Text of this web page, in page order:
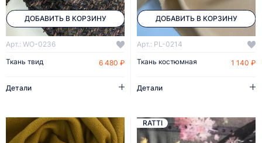
ДОБАВИТЬ В КОРЗИНУ
Арт.: WO-0236
Ткань твид
6 480 ₽
Детали
ДОБАВИТЬ В КОРЗИНУ
Арт.: PL-0214
Ткань костюмная
1 140 ₽
Детали
RATTI